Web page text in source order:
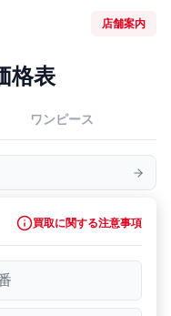
店舗案内
格表
ワンピース
買取に関する注意事項